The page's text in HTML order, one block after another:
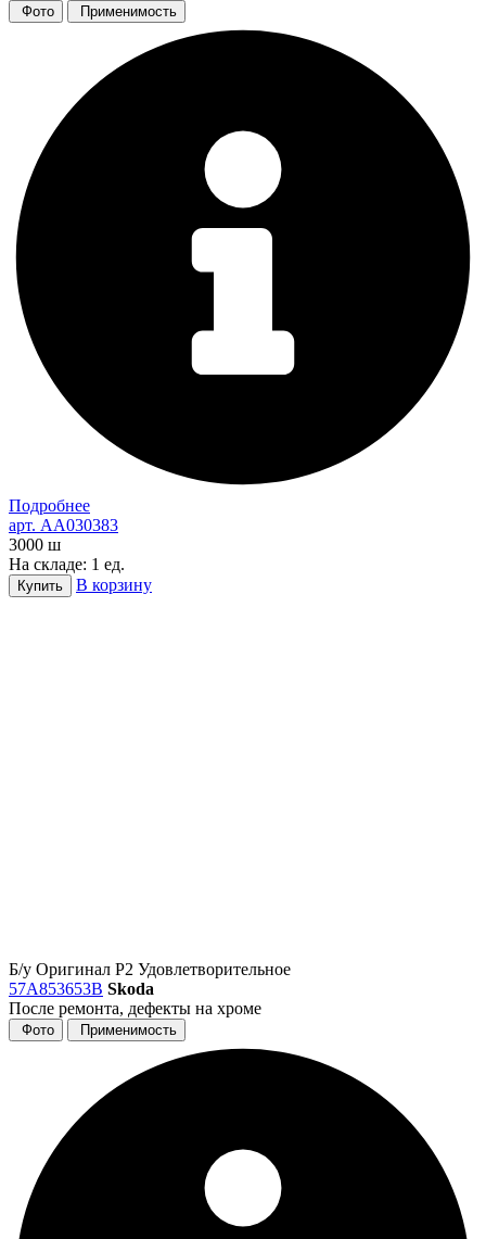
Фото Применимость
Подробнее
арт. AA030383
3000 ш
На складе: 1 ед.
Купить В корзину
Б/у Оригинал Р2 Удовлетворительное
57A853653B Skoda
После ремонта, дефекты на хроме
Фото Применимость